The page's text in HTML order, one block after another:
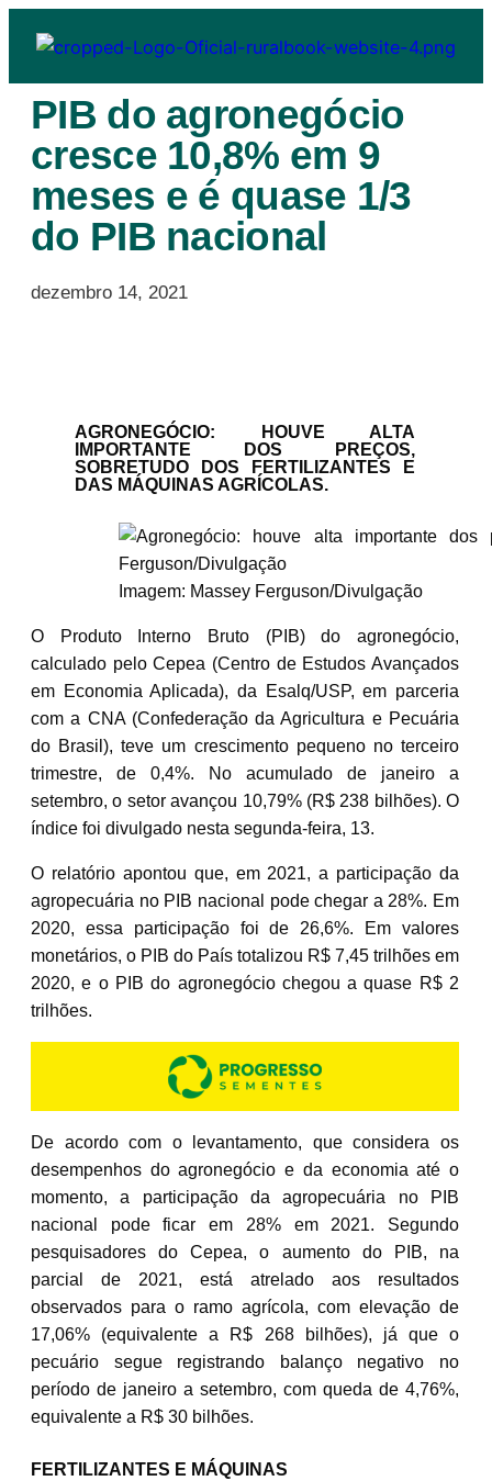
PIB do agronegócio
cresce 10,8% em 9
meses e é quase 1/3
do PIB nacional
dezembro 14, 2021
AGRONEGÓCIO: HOUVE ALTA
IMPORTANTE DOS PREÇOS,
SOBRETUDO DOS FERTILIZANTES E
DAS MÁQUINAS AGRÍCOLAS.
Imagem: Massey Ferguson/Divulgação
O Produto Interno Bruto (PIB) do agronegócio,
calculado pelo Cepea (Centro de Estudos Avançados
em Economia Aplicada), da Esalq/USP, em parceria
com a CNA (Confederação da Agricultura e Pecuária
do Brasil), teve um crescimento pequeno no terceiro
trimestre, de 0,4%. No acumulado de janeiro a
setembro, o setor avançou 10,79% (R$ 238 bilhões). O
índice foi divulgado nesta segunda-feira, 13.
O relatório apontou que, em 2021, a participação da
agropecuária no PIB nacional pode chegar a 28%. Em
2020, essa participação foi de 26,6%. Em valores
monetários, o PIB do País totalizou R$ 7,45 trilhões em
2020, e o PIB do agronegócio chegou a quase R$ 2
trilhões.
De acordo com o levantamento, que considera os
desempenhos do agronegócio e da economia até o
momento, a participação da agropecuária no PIB
nacional pode ficar em 28% em 2021. Segundo
pesquisadores do Cepea, o aumento do PIB, na
parcial de 2021, está atrelado aos resultados
observados para o ramo agrícola, com elevação de
17,06% (equivalente a R$ 268 bilhões), já que o
pecuário segue registrando balanço negativo no
período de janeiro a setembro, com queda de 4,76%,
equivalente a R$ 30 bilhões.
FERTILIZANTES E MÁQUINAS